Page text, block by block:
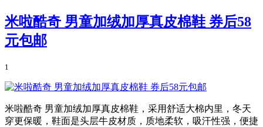
米啦酷奇 男童加绒加厚真皮棉鞋 券后58
元包邮
1
米啦酷奇 男童加绒加厚真皮棉鞋，采用舒适大棉内里，冬天
穿更保暖，鞋面是头层牛皮材质，质地柔软，吸汗性强，便捷